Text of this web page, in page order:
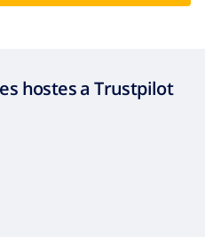
hostes a Trustpilot